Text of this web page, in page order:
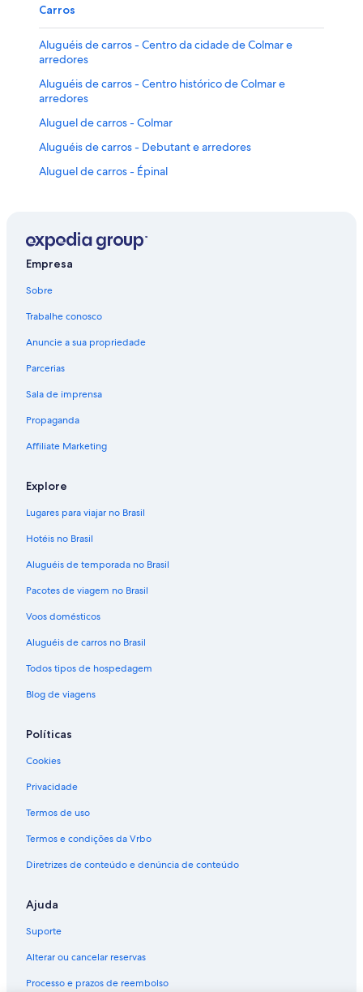
Carros
Aluguéis de carros - Centro da cidade de Colmar e
arredores
Aluguéis de carros - Centro histórico de Colmar e
arredores
Aluguel de carros - Colmar
Aluguéis de carros - Debutant e arredores
Aluguel de carros - Épinal
Aluguel de carros - Moosch
Aluguéis de carros - Resort de esqui de Gérardmer e
Empresa
Sobre
Trabalhe conosco
Anuncie a sua propriedade
Parcerias
Sala de imprensa
Propaganda
Affiliate Marketing
Explore
Lugares para viajar no Brasil
Hotéis no Brasil
Aluguéis de temporada no Brasil
Pacotes de viagem no Brasil
Voos domésticos
Aluguéis de carros no Brasil
Todos tipos de hospedagem
Blog de viagens
Políticas
Cookies
Privacidade
Termos de uso
Termos e condições da Vrbo
Diretrizes de conteúdo e denúncia de conteúdo
Ajuda
Suporte
Alterar ou cancelar reservas
Processo e prazos de reembolso